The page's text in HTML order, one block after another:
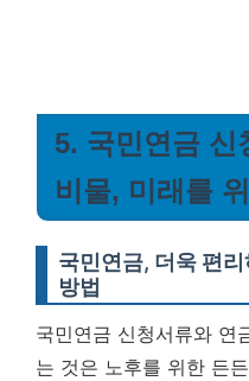
5. 국민연금 신
비물, 미래를
국민연금, 더욱 편
방법
국민연금 신청서류와 연
는 것은 노후를 위한 든